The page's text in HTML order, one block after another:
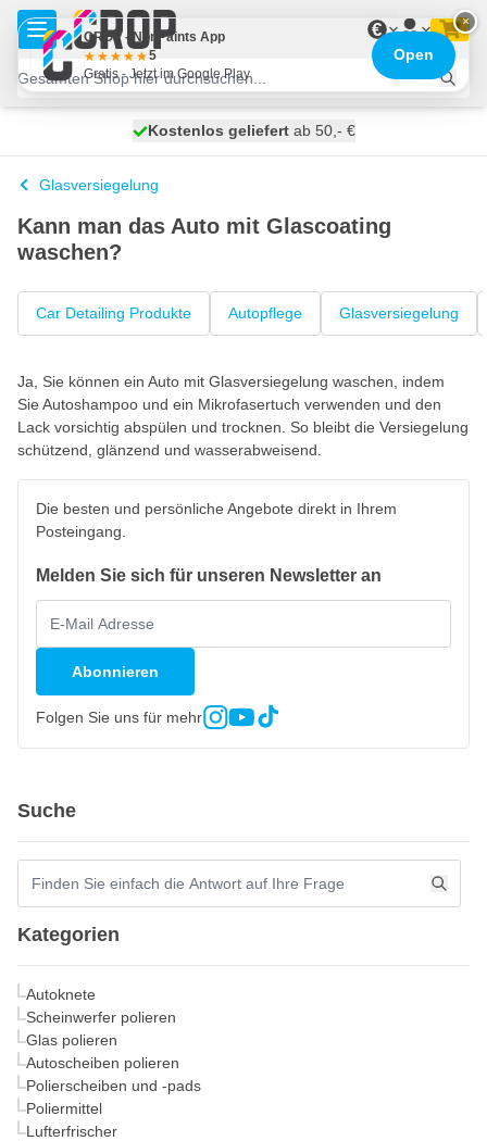
Zum Inhalt springen
€
heute versendet
Kostenlos geliefertab 50,- €
100 Tage
Glasversiegelung
Kann man das Auto mit Glascoating
waschen?
Car Detailing Produkte Autopflege Glasversiegelung
Ja, Sie können ein Auto mit Glasversiegelung waschen, indem
Sie Autoshampoo und ein Mikrofasertuch verwenden und den
Lack vorsichtig abspülen und trocknen. So bleibt die Versiegelung
schützend, glänzend und wasserabweisend.
Die besten und persönliche Angebote direkt in Ihrem
Posteingang.
Melden Sie sich für unseren Newsletter an
Abonnieren
Folgen Sie uns für mehr
Suche
Kategorien
Autoknete
Scheinwerfer polieren
Glas polieren
Autoscheiben polieren
Polierscheiben und -pads
Poliermittel
Lufterfrischer
×
CROP - NonPaints App
5
Gratis - Jetzt im Google Play
Open